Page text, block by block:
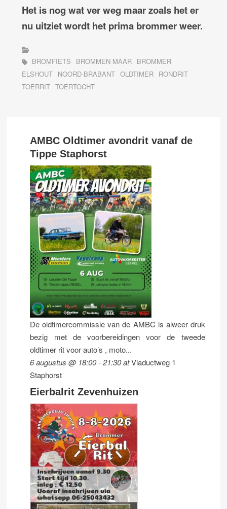
Het is nog wat ver weg maar zoals het er
nu uitziet wordt het prima brommer weer.
BROMFIETS BROMMEN MAAR BROMMER
ELSHOUT NOORD-BRABANT OLDTIMER RONDRIT
TOERRIT TOERTOCHT
AMBC Oldtimer avondrit vanaf de
Tippe Staphorst
De oldtimercommissie van de AMBC is alweer druk
bezig met de voorbereidingen voor de tweede
oldtimer rit voor auto’s , moto...
6 augustus @ 18:00-21:30atViaductweg 1
Staphorst
Eierbalrit Zevenhuizen